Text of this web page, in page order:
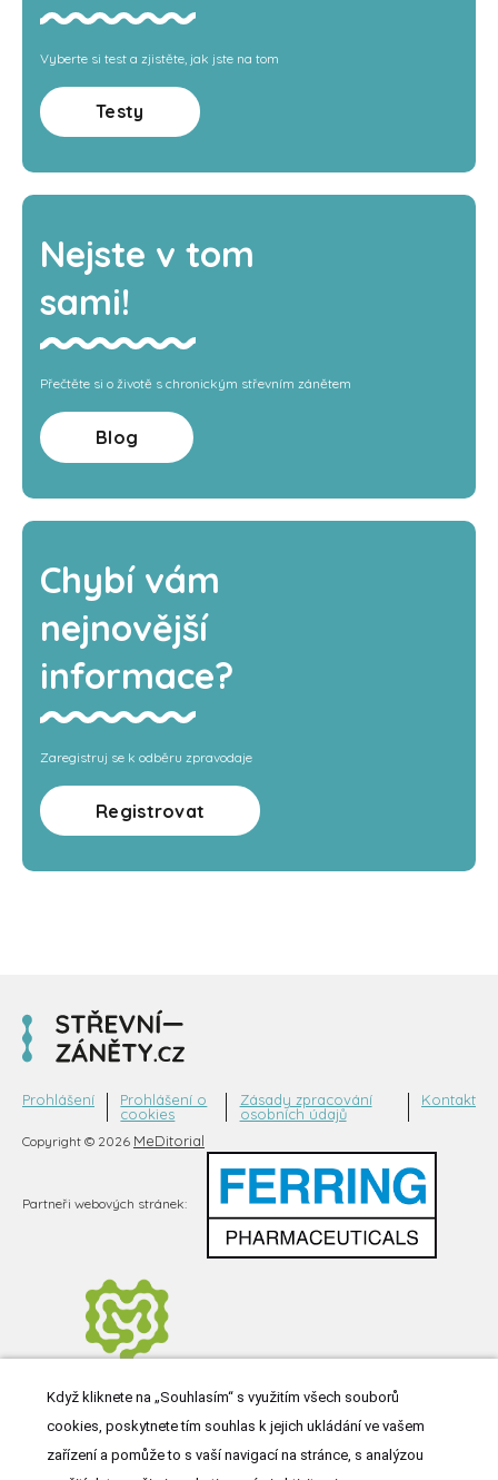
Vyberte si test a zjistěte, jak jste na tom
Testy
Nejste v tom
sami!
Přečtěte si o životě s chronickým střevním zánětem
Blog
Chybí vám
nejnovější
informace?
Zaregistruj se k odběru zpravodaje
Registrovat
Copyright © 2026 MeDitorial
Prohlášení
Prohlášení o
cookies
Zásady zpracování
osobních údajů
Kontakt
Partneři webových stránek:
Když kliknete na „Souhlasím“ s využitím všech souborů
cookies, poskytnete tím souhlas k jejich ukládání ve vašem
zařízení a pomůže to s vaší navigací na stránce, s analýzou